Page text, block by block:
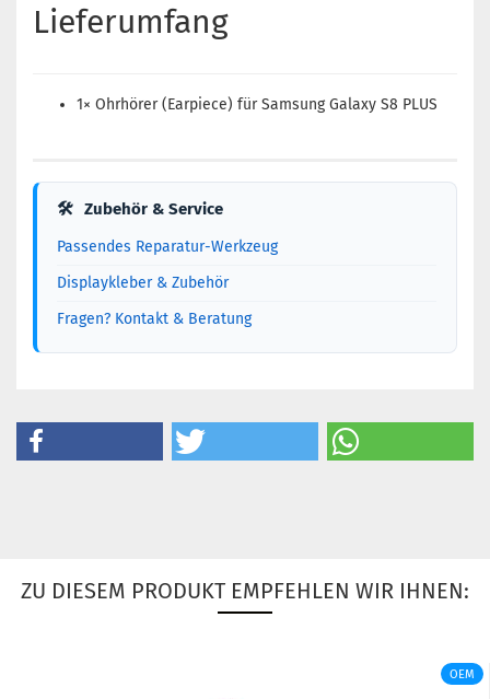
Lieferumfang
1× Ohrhörer (Earpiece) für Samsung Galaxy S8 PLUS
🛠 Zubehör & Service
Passendes Reparatur-Werkzeug
Displaykleber & Zubehör
Fragen? Kontakt & Beratung
ZU DIESEM PRODUKT EMPFEHLEN WIR IHNEN:
OEM